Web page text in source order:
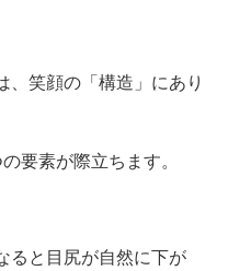
、笑顔の「構造」にあり
要素が際立ちます。
ると目尻が自然に下が